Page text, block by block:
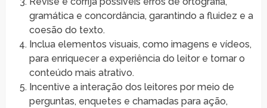
gramática e concordância, garantindo a fluidez e a
coesão do texto.
Inclua elementos visuais, como imagens e vídeos,
para enriquecer a experiência do leitor e tornar o
conteúdo mais atrativo.
Incentive a interação dos leitores por meio de
perguntas, enquetes e chamadas para ação,